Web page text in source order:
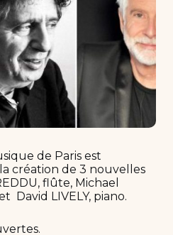
de Paris est
création de 3 nouvelles
flûte, Michael
David LIVELY, piano.